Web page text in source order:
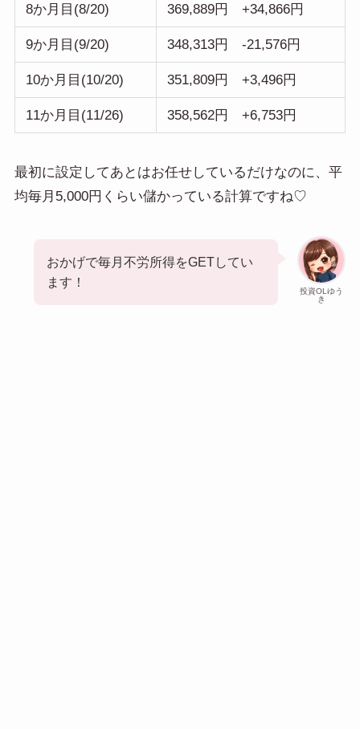
8か月目(8/20) 369,889円 +34,866円
9か月目(9/20) 348,313円 -21,576円
10か月目(10/20) 351,809円 +3,496円
11か月目(11/26) 358,562円 +6,753円
最初に設定してあとはお任せしているだけなのに、平
均毎月5,000円くらい儲かっている計算ですね♡
投資OLゆう
き
おかげで毎月不労所得をGETしてい
ます！